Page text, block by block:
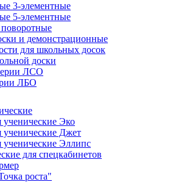
3-элементные
5-элементные
и демонстрационные
для школьных досок
доски
ЛСО
ЛБО
ученические Эко
ученические Джет
ученические Эллипс
для спецкабинетов
роста"